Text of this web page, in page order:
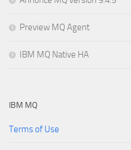
Preview MQ Agent
IBM MQ Native HA
IBM MQ
Terms of Use